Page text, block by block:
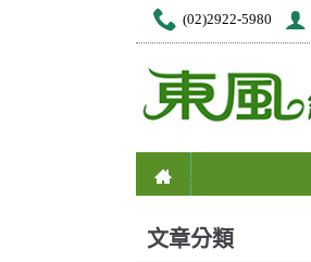
(02)2922-5980
文章分類